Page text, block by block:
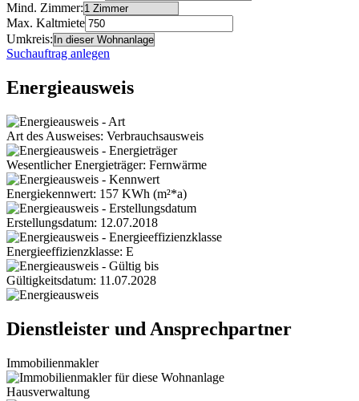
Mind. Zimmer:
Max. Kaltmiete
Umkreis:
Suchauftrag anlegen
Energieausweis
Art des Ausweises: Verbrauchsausweis
Wesentlicher Energieträger: Fernwärme
Energiekennwert: 157 KWh (m²*a)
Erstellungsdatum: 12.07.2018
Energieeffizienzklasse: E
Gültigkeitsdatum: 11.07.2028
Dienstleister und Ansprechpartner
Immobilienmakler
Hausverwaltung